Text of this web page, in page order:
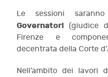
Le sessioni
Governatori (giudice
Firenze e
decentrata della Corte
Nell’ambito dei lavori